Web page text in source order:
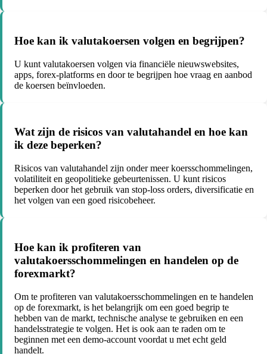
Hoe kan ik valutakoersen volgen en begrijpen?
U kunt valutakoersen volgen via financiële nieuwswebsites,
apps, forex-platforms en door te begrijpen hoe vraag en aanbod
de koersen beïnvloeden.
Wat zijn de risicos van valutahandel en hoe kan
ik deze beperken?
Risicos van valutahandel zijn onder meer koersschommelingen,
volatiliteit en geopolitieke gebeurtenissen. U kunt risicos
beperken door het gebruik van stop-loss orders, diversificatie en
het volgen van een goed risicobeheer.
Hoe kan ik profiteren van
valutakoersschommelingen en handelen op de
forexmarkt?
Om te profiteren van valutakoersschommelingen en te handelen
op de forexmarkt, is het belangrijk om een goed begrip te
hebben van de markt, technische analyse te gebruiken en een
handelsstrategie te volgen. Het is ook aan te raden om te
beginnen met een demo-account voordat u met echt geld
handelt.